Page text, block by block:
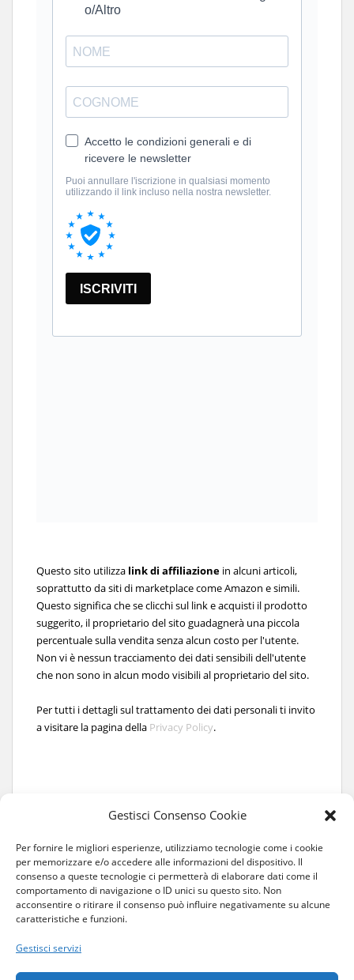
Gestisci Consenso Cookie
Per fornire le migliori esperienze, utilizziamo tecnologie come i cookie
per memorizzare e/o accedere alle informazioni del dispositivo. Il
consenso a queste tecnologie ci permetterà di elaborare dati come il
comportamento di navigazione o ID unici su questo sito. Non
acconsentire o ritirare il consenso può influire negativamente su alcune
caratteristiche e funzioni.
Gestisci servizi
Questo sito utilizza link di affiliazione in alcuni articoli,
soprattutto da siti di marketplace come Amazon e simili.
Questo significa che se clicchi sul link e acquisti il prodotto
suggerito, il proprietario del sito guadagnerà una piccola
percentuale sulla vendita senza alcun costo per l'utente.
Non vi è nessun tracciamento dei dati sensibili dell'utente
che non sono in alcun modo visibili al proprietario del sito.
Per tutti i dettagli sul trattamento dei dati personali ti invito
a visitare la pagina della Privacy Policy.
HOME CHI SONO COLLABORAZIONI CONTATTI